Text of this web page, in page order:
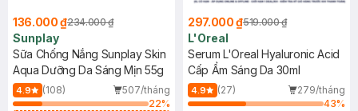
136.000 ₫234.000 ₫
Sunplay
Sữa Chống Nắng Sunplay Skin
Aqua Dưỡng Da Sáng Mịn 55g
4.9 (108)
507/tháng
22%
297.000 ₫519.000 ₫
L'Oreal
Serum L'Oreal Hyaluronic Acid
Cấp Ẩm Sáng Da 30ml
4.9 (27)
279/tháng
43%